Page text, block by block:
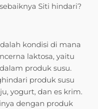
Siti hindari?
kondisi di mana
laktosa, yaitu
produk susu.
produk susu
yogurt, dan es krim.
dengan produk